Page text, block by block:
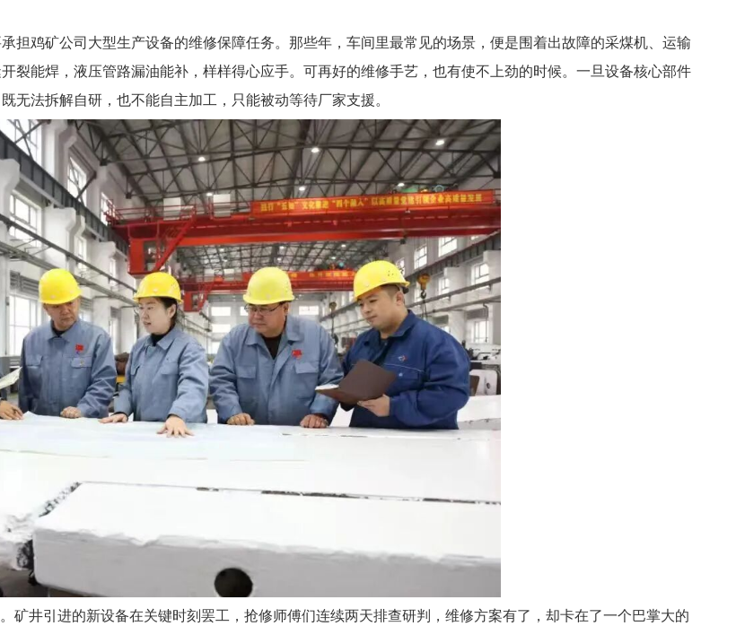
担鸡矿公司大型生产设备的维修保障任务。那些年，车间里最常见的场景，便是围着出故障的采煤机、运输
裂能焊，液压管路漏油能补，样样得心应手。可再好的维修手艺，也有使不上劲的时候。一旦设备核心部件
无法拆解自研，也不能自主加工，只能被动等待厂家支援。
矿井引进的新设备在关键时刻罢工，抢修师傅们连续两天排查研判，维修方案有了，却卡在了一个巴掌大的